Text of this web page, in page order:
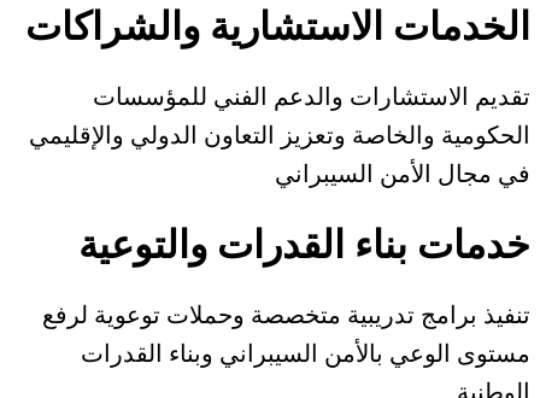
الخدمات الاستشارية والشراكات
تقديم الاستشارات والدعم الفني للمؤسسات
الحكومية والخاصة وتعزيز التعاون الدولي والإقليمي
في مجال الأمن السيبراني
خدمات بناء القدرات والتوعية
تنفيذ برامج تدريبية متخصصة وحملات توعوية لرفع
مستوى الوعي بالأمن السيبراني وبناء القدرات
الوطنية